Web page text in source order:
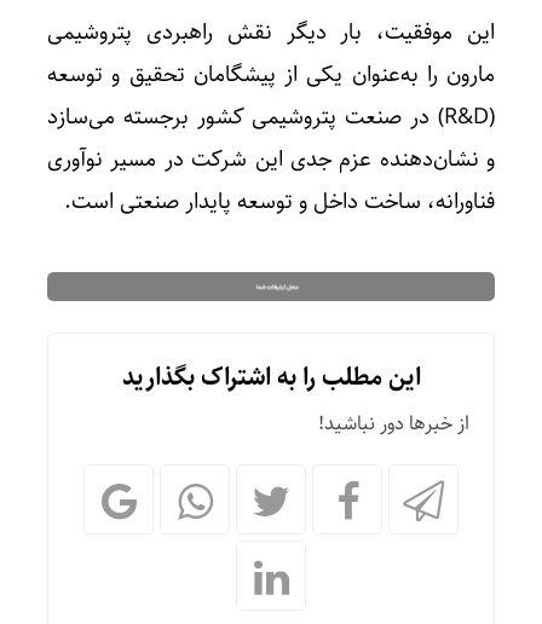
این موفقیت، بار دیگر نقش راهبردی پتروشیمی
مارون را به‌عنوان یکی از پیشگامان تحقیق و توسعه
(R&D) در صنعت پتروشیمی کشور برجسته می‌سازد
و نشان‌دهنده عزم جدی این شرکت در مسیر نوآوری
فناورانه، ساخت داخل و توسعه پایدار صنعتی است.
این مطلب را به اشتراک بگذارید
از خبرها دور نباشید!